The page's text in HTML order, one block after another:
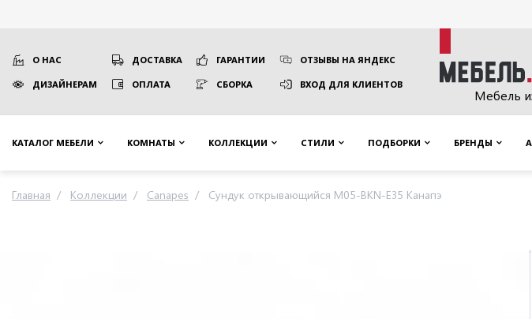
Мебель
О НАС ДОСТАВКА ГАРАНТИИ ОТЗЫВЫ НА ЯНДЕКС
ДИЗАЙНЕРАМ ОПЛАТА СБОРКА ВХОД ДЛЯ КЛИЕНТОВ
КАТАЛОГ МЕБЕЛИ КОМНАТЫ КОЛЛЕКЦИИ СТИЛИ ПОДБОРКИ БРЕНДЫ
Главная Коллекции Canapes Сундук открывающийся M05-BKN-E35 Канапэ